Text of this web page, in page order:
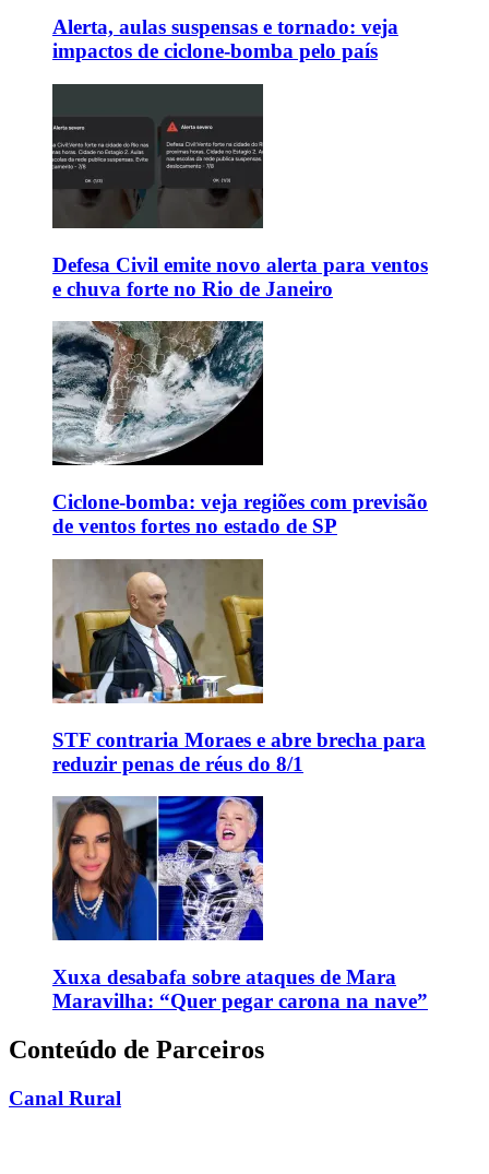
Alerta, aulas suspensas e tornado: veja
impactos de ciclone-bomba pelo país
Defesa Civil emite novo alerta para ventos
e chuva forte no Rio de Janeiro
Ciclone-bomba: veja regiões com previsão
de ventos fortes no estado de SP
STF contraria Moraes e abre brecha para
reduzir penas de réus do 8/1
Xuxa desabafa sobre ataques de Mara
Maravilha: “Quer pegar carona na nave”
Conteúdo de Parceiros
Canal Rural